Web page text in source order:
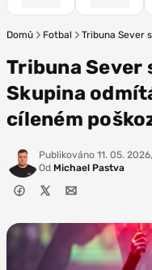
Domů Fotbal Tribuna Sever
Tribuna Sever
Skupina
cíleném
Publikováno 11. 05.
Od Michael Pastva